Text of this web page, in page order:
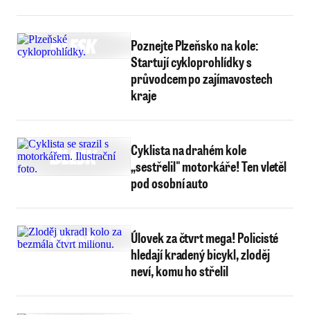
Poznejte Plzeňsko na kole:
Startují cykloprohlídky s
průvodcem po zajímavostech
kraje
Cyklista na drahém kole
„sestřelil" motorkáře! Ten vletěl
pod osobní auto
Úlovek za čtvrt mega! Policisté
hledají kradený bicykl, zloděj
neví, komu ho střelil